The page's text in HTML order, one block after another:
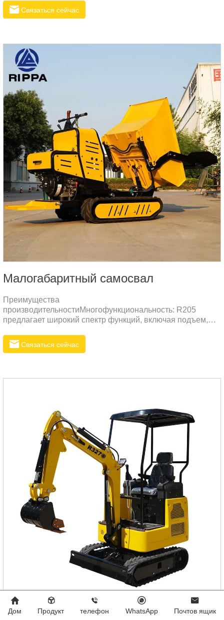
основных преимуществ:Повышение безопасности:
Конструкция телескопической стрелы позволяет
оснащены защитными устройствами, что дополнительно
повышает безопасность.
Связаться сейчас
Малогабаритный самосвал
Преимущества
производительностиМногофункциональность: R205
предлагает широкий спектр функций, включая подъем,
Связаться сейчас
экскаватор риппа 327
Дом Продукт телефон WhatsApp Почтов ящик